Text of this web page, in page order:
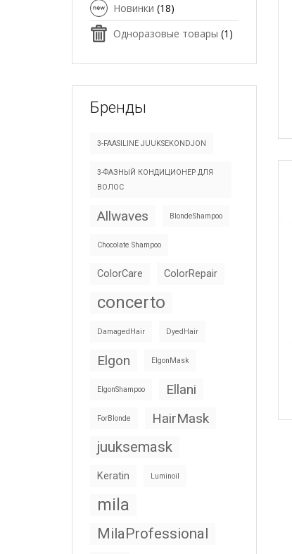
Новинки (18)
Одноразовые товары (1)
Бренды
3-FAASILINE JUUKSEKONDJON
3-ФАЗНЫЙ КОНДИЦИОНЕР ДЛЯ
ВОЛОС
Allwaves BlondeShampoo
Chocolate Shampoo
ColorCare ColorRepair
concerto
DamagedHair DyedHair
Elgon ElgonMask
ElgonShampoo Ellani
ForBlonde HairMask
juuksemask
Keratin Luminoil
mila
MilaProfessional